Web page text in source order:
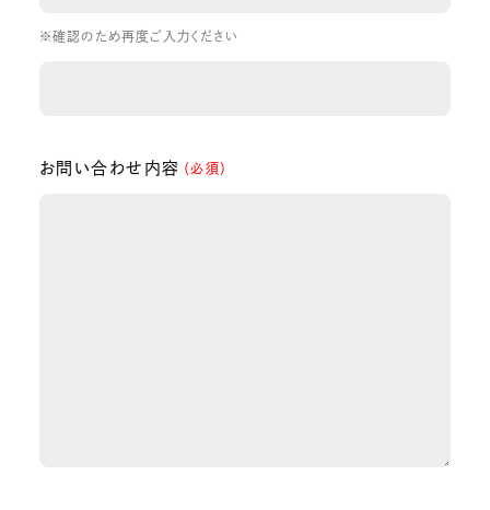
※確認のため再度ご入力ください
お問い合わせ内容 （必須）